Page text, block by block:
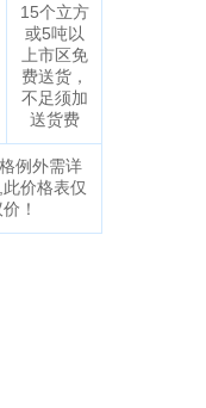
15个立方
或5吨以
上市区免
费送货，
不足须加
送货费
例外需详
价格表仅
！